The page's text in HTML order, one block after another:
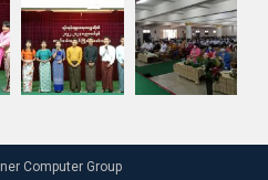
Computer Group